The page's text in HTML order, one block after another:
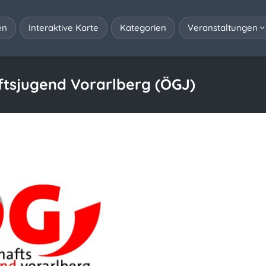
Interaktive Karte Kategorien Veranstaltungen
Vorarlberg (ÖGJ)